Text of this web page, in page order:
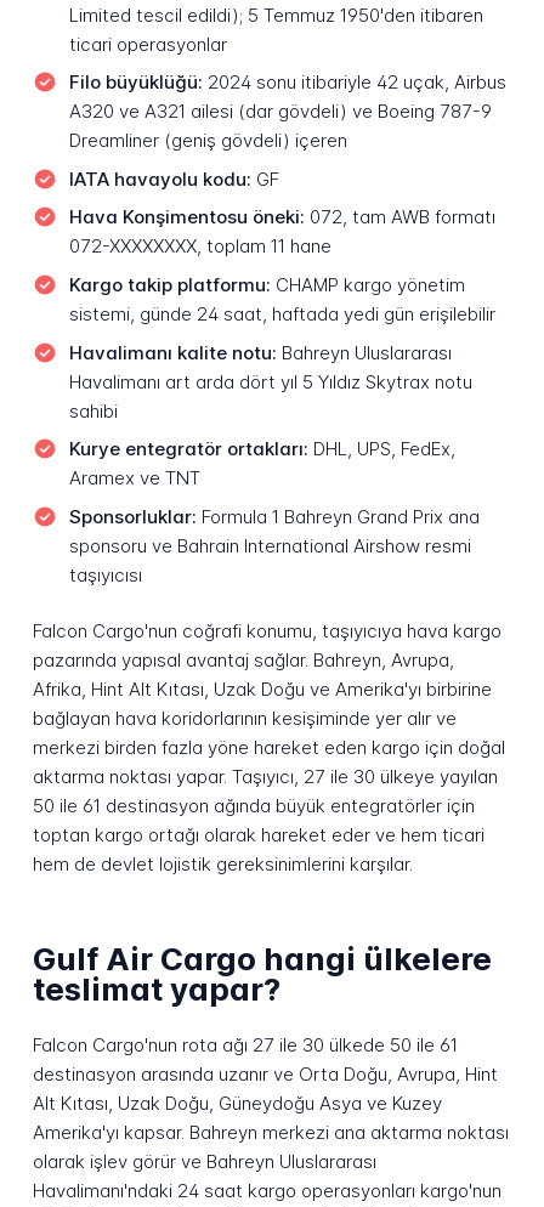
Limited tescil edildi); 5 Temmuz 1950'den itibaren
ticari operasyonlar
Filo büyüklüğü: 2024 sonu itibariyle 42 uçak, Airbus
A320 ve A321 ailesi (dar gövdeli) ve Boeing 787-9
Dreamliner (geniş gövdeli) içeren
IATA havayolu kodu: GF
Hava Konşimentosu öneki: 072, tam AWB formatı
072-XXXXXXXX, toplam 11 hane
Kargo takip platformu: CHAMP kargo yönetim
sistemi, günde 24 saat, haftada yedi gün erişilebilir
Havalimanı kalite notu: Bahreyn Uluslararası
Havalimanı art arda dört yıl 5 Yıldız Skytrax notu
sahibi
Kurye entegratör ortakları: DHL, UPS, FedEx,
Aramex ve TNT
Sponsorluklar: Formula 1 Bahreyn Grand Prix ana
sponsoru ve Bahrain International Airshow resmi
taşıyıcısı
Falcon Cargo'nun coğrafi konumu, taşıyıcıya hava kargo
pazarında yapısal avantaj sağlar. Bahreyn, Avrupa,
Afrika, Hint Alt Kıtası, Uzak Doğu ve Amerika'yı birbirine
bağlayan hava koridorlarının kesişiminde yer alır ve
merkezi birden fazla yöne hareket eden kargo için doğal
aktarma noktası yapar. Taşıyıcı, 27 ile 30 ülkeye yayılan
50 ile 61 destinasyon ağında büyük entegratörler için
toptan kargo ortağı olarak hareket eder ve hem ticari
hem de devlet lojistik gereksinimlerini karşılar.
Gulf Air Cargo hangi ülkelere
teslimat yapar?
Falcon Cargo'nun rota ağı 27 ile 30 ülkede 50 ile 61
destinasyon arasında uzanır ve Orta Doğu, Avrupa, Hint
Alt Kıtası, Uzak Doğu, Güneydoğu Asya ve Kuzey
Amerika'yı kapsar. Bahreyn merkezi ana aktarma noktası
olarak işlev görür ve Bahreyn Uluslararası
Havalimanı'ndaki 24 saat kargo operasyonları kargo'nun